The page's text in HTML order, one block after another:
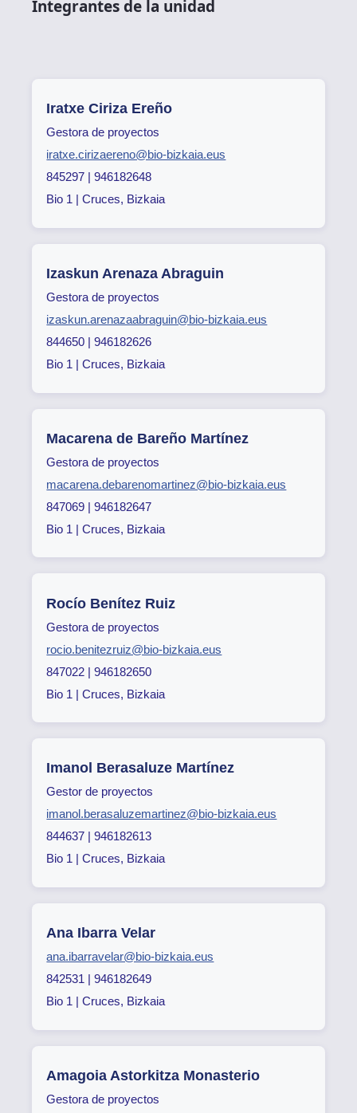
Integrantes de la unidad
Iratxe Ciriza Ereño
Gestora de proyectos
iratxe.cirizaereno@bio-bizkaia.eus
845297 | 946182648
Bio 1 | Cruces, Bizkaia
Izaskun Arenaza Abraguin
Gestora de proyectos
izaskun.arenazaabraguin@bio-bizkaia.eus
844650 | 946182626
Bio 1 | Cruces, Bizkaia
Macarena de Bareño Martínez
Gestora de proyectos
macarena.debarenomartinez@bio-bizkaia.eus
847069 | 946182647
Bio 1 | Cruces, Bizkaia
Rocío Benítez Ruiz
Gestora de proyectos
rocio.benitezruiz@bio-bizkaia.eus
847022 | 946182650
Bio 1 | Cruces, Bizkaia
Imanol Berasaluze Martínez
Gestor de proyectos
imanol.berasaluzemartinez@bio-bizkaia.eus
844637 | 946182613
Bio 1 | Cruces, Bizkaia
Ana Ibarra Velar
ana.ibarravelar@bio-bizkaia.eus
842531 | 946182649
Bio 1 | Cruces, Bizkaia
Amagoia Astorkitza Monasterio
Gestora de proyectos